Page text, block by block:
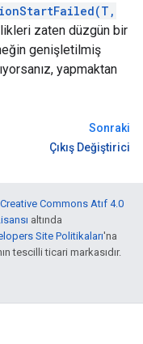
zaten düzgün bir
genişletilmiş
yapmaktan
Sonraki
Çıkış Değiştirici
Creative Commons Atıf 4.0
altında
Site Politikaları'na
tescilli ticari markasıdır.